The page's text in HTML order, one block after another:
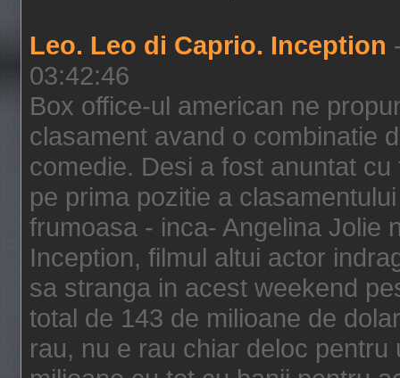
Leo. Leo di Caprio. Inception
03:42:46
Box office-ul american ne
clasament avand o combinatie
comedie. Desi a fost anuntat
pe prima pozitie a
frumoasa - inca- Angelina Jolie
Inception, filmul altui actor
sa stranga in acest weekend
total de 143 de milioane de
rau, nu e rau chiar deloc